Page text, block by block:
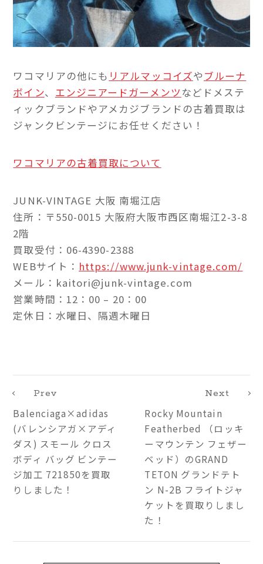
ワコマリアの他にも リアルマッコイズやブルーナ
ボイン、 エンジニアードガーメンツ などドメステ
ィックブランドやアメカジブランドの古着買取は
ジャンクビンテージにお任せください！
ワコマリアの古着買取について
JUNK-VINTAGE 大阪 南堀江店
住所：〒550-0015 大阪府大阪市西区南堀江2-3-8
2階
買取受付：06-4390-2388
WEBサイト： https://www.junk-vintage.com/
メール：kaitori@junk-vintage.com
営業時間：12：00 – 20：00
定休日：水曜日、隔週木曜日
Prev
Balenciaga×adidas
(バレンシアガ×アディ
ダス) スモール クロス
ボディ バッグ ビンテー
ジ加工 721850を買取
りしました！
Next
Rocky Mountain
Featherbed （ロッキ
ーマウンテン フェザー
ベッド）のGRAND
TETON グランドテト
ン N-2B フライトジャ
ケットを買取りしまし
た！